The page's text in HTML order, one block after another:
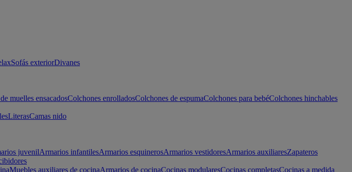
Sofás exteriorDivanes
muelles ensacadosColchones enrolladosColchones de espumaColchones para bebéColchones hinchables
LiterasCamas nido
juvenilArmarios infantilesArmarios esquinerosArmarios vestidoresArmarios auxiliaresZapateros
Muebles auxiliares de cocinaArmarios de cocinaCocinas modularesCocinas completasCocinas a medida